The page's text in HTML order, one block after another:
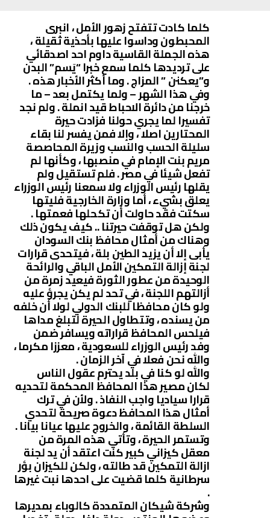
كلما كادت تتفتح زهور الأمل ، انبرى
المحبطون وداسوا عليها بأحذية ثقيلة ،
هذه الجملة القاسية داوم احد اصدقائي
على ترديدها كلما سمع خبرا “يَسم” البدن
و”يعكنن ” المزاج . وما أكثر الأخبار هذه .
وفي هذا الشهر – ولما يكتمل بعد – ما
خرجنا من دائرة الاحباط قيد انملة . ولم نجد
تفسيرا لما يجري حولنا فزادت حيرة
المحتارين اصلا ، وإلا فمن يفسر لنا بقاء
سليلة الحسب والنسب وزيرة المحاصصة
مريم بنت الإمام في منصبها ، وكأنها لم
تفعل شيئا في مصر . فلم تستقيل ولم
يقلها رئيس الوزراء ولا سمعنا رئيس الوزراء
يعلق بشيء ، أما وزارة الخارجية فليتها
سكتت فقد حاولت أن تكحلها فعمتها .
ولكن هل توقفت حيرتنا .. كيف يكون ذلك
وهناك من أمثال محافظ بنك السودان
يأبى إلا أن يزيد الطين بلة ، فيتحدى قرارات
لجنة إزالة التمكين الأمل الباقي والرائحة
الوحيدة من عطور الثورة فيعيد زمرة من
أزالتهم اللجنة ، في تحد لم يكن يجرؤ عليه
ولو كان محافظا للبنك الدولي لولا أن خلفه
من يسنده ، وتتطاول الحيرة لتبلغ مداها
فيلحس المحافظ قراراته ويسافر ضمن
وفد رئيس الوزراء للسعودية ، معززا مكرما ،
والله نحن فعلا في آخر الزمان .
والله لو كنا في بلد يحترم عقول الناس
لكان مصير هذا المحافظ المحكمة لتحديه
قرارا سياديا واجب النفاذ . ولأن في ترك
أمثال هذا المحافظ دعوة صريحة لتحدي
السلطة القائمة ، والخروج عليها عيانا بيانا .
وتستمر الحيرة ، وتأتي هذه المرة من
معقل كيزاني كبير كنت اعتقد أن يد لجنة
ازالة التمكين قد طالته ، ولكن للكيزان بؤر
سرطانية كلما قضيت على احدها نبت غيرها
.
وشركة شيكان المتمددة كالوباء بمديرها